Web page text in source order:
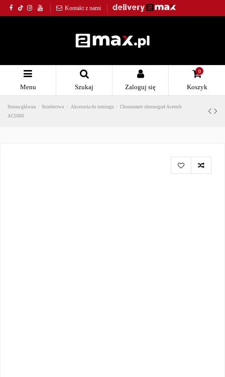
Kontakt z nami
Menu Szukaj Zaloguj się
0
Koszyk
Strona główna Strzelectwo Akcesoria do treningu
Chronometr chronograf Acetech
AC5000